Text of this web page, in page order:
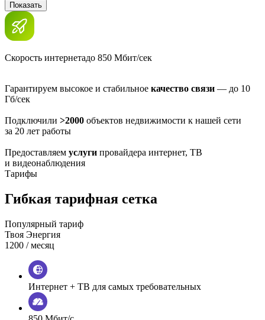
Показать
Скорость интернетадо 850 Мбит/сек
Гарантируем высокое и стабильное качество связи — до 10
Гб/сек
Подключили >2000 объектов недвижимости к нашей сети
за 20 лет работы
Предоставляем услуги провайдера интернет, ТВ
и видеонаблюдения
Тарифы
Гибкая тарифная сетка
Популярный тариф
Твоя Энергия
1200 / месяц
Интернет + ТВ для самых требовательных